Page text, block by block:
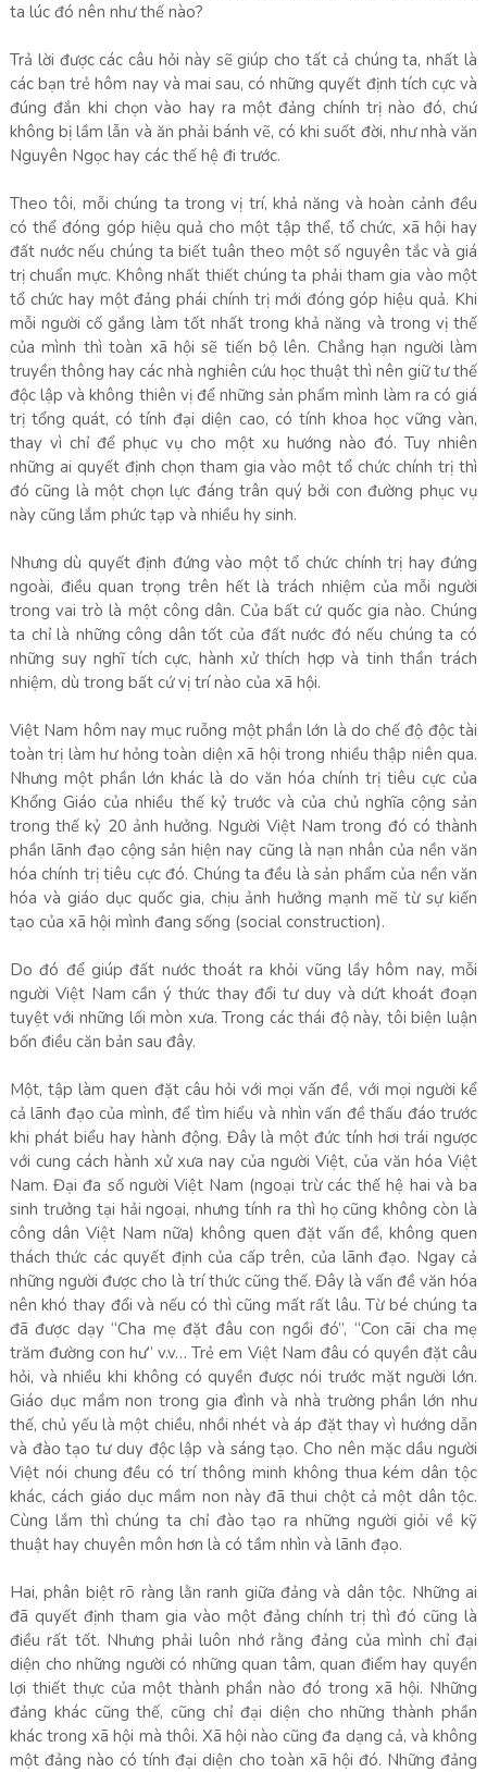
ta lúc đó nên như thế nào?
Trả lời được các câu hỏi này sẽ giúp cho tất cả chúng ta, nhất là
các bạn trẻ hôm nay và mai sau, có những quyết định tích cực và
đúng đắn khi chọn vào hay ra một đảng chính trị nào đó, chứ
không bị lầm lẫn và ăn phải bánh vẽ, có khi suốt đời, như nhà văn
Nguyên Ngọc hay các thế hệ đi trước.
Theo tôi, mỗi chúng ta trong vị trí, khả năng và hoàn cảnh đều
có thể đóng góp hiệu quả cho một tập thể, tổ chức, xã hội hay
đất nước nếu chúng ta biết tuân theo một số nguyên tắc và giá
trị chuẩn mực. Không nhất thiết chúng ta phải tham gia vào một
tổ chức hay một đảng phái chính trị mới đóng góp hiệu quả. Khi
mỗi người cố gắng làm tốt nhất trong khả năng và trong vị thế
của mình thì toàn xã hội sẽ tiến bộ lên. Chẳng hạn người làm
truyền thông hay các nhà nghiên cứu học thuật thì nên giữ tư thế
độc lập và không thiên vị để những sản phẩm mình làm ra có giá
trị tổng quát, có tính đại diện cao, có tính khoa học vững vàn,
thay vì chỉ để phục vụ cho một xu hướng nào đó. Tuy nhiên
những ai quyết định chọn tham gia vào một tổ chức chính trị thì
đó cũng là một chọn lực đáng trân quý bởi con đường phục vụ
này cũng lắm phức tạp và nhiều hy sinh.
Nhưng dù quyết định đứng vào một tổ chức chính trị hay đứng
ngoài, điều quan trọng trên hết là trách nhiệm của mỗi người
trong vai trò là một công dân. Của bất cứ quốc gia nào. Chúng
ta chỉ là những công dân tốt của đất nước đó nếu chúng ta có
những suy nghĩ tích cực, hành xử thích hợp và tinh thần trách
nhiệm, dù trong bất cứ vị trí nào của xã hội.
Việt Nam hôm nay mục ruỗng một phần lớn là do chế độ độc tài
toàn trị làm hư hỏng toàn diện xã hội trong nhiều thập niên qua.
Nhưng một phần lớn khác là do văn hóa chính trị tiêu cực của
Khổng Giáo của nhiều thế kỷ trước và của chủ nghĩa cộng sản
trong thế kỷ 20 ảnh hưởng. Người Việt Nam trong đó có thành
phần lãnh đạo cộng sản hiện nay cũng là nạn nhân của nền văn
hóa chính trị tiêu cực đó. Chúng ta đều là sản phẩm của nền văn
hóa và giáo dục quốc gia, chịu ảnh hưởng mạnh mẽ từ sự kiến
tạo của xã hội mình đang sống (social construction).
Do đó để giúp đất nước thoát ra khỏi vũng lầy hôm nay, mỗi
người Việt Nam cần ý thức thay đổi tư duy và dứt khoát đoạn
tuyệt với những lối mòn xưa. Trong các thái độ này, tôi biện luận
bốn điều căn bản sau đây.
Một, tập làm quen đặt câu hỏi với mọi vấn đề, với mọi người kể
cả lãnh đạo của mình, để tìm hiểu và nhìn vấn đề thấu đáo trước
khi phát biểu hay hành động. Đây là một đức tính hơi trái ngược
với cung cách hành xử xưa nay của người Việt, của văn hóa Việt
Nam. Đại đa số người Việt Nam (ngoại trừ các thế hệ hai và ba
sinh trưởng tại hải ngoại, nhưng tính ra thì họ cũng không còn là
công dân Việt Nam nữa) không quen đặt vấn đề, không quen
thách thức các quyết định của cấp trên, của lãnh đạo. Ngay cả
những người được cho là trí thức cũng thế. Đây là vấn đề văn hóa
nên khó thay đổi và nếu có thì cũng mất rất lâu. Từ bé chúng ta
đã được dạy “Cha mẹ đặt đâu con ngồi đó”, “Con cãi cha mẹ
trăm đường con hư” v.v… Trẻ em Việt Nam đâu có quyền đặt câu
hỏi, và nhiều khi không có quyền được nói trước mặt người lớn.
Giáo dục mầm non trong gia đình và nhà trường phần lớn như
thế, chủ yếu là một chiều, nhồi nhét và áp đặt thay vì hướng dẫn
và đào tạo tư duy độc lập và sáng tạo. Cho nên mặc dầu người
Việt nói chung đều có trí thông minh không thua kém dân tộc
khác, cách giáo dục mầm non này đã thui chột cả một dân tộc.
Cùng lắm thì chúng ta chỉ đào tạo ra những người giỏi về kỹ
thuật hay chuyên môn hơn là có tầm nhìn và lãnh đạo.
Hai, phân biệt rõ ràng lằn ranh giữa đảng và dân tộc. Những ai
đã quyết định tham gia vào một đảng chính trị thì đó cũng là
điều rất tốt. Nhưng phải luôn nhớ rằng đảng của mình chỉ đại
diện cho những người có những quan tâm, quan điểm hay quyền
lợi thiết thực của một thành phần nào đó trong xã hội. Những
đảng khác cũng thế, cũng chỉ đại diện cho những thành phần
khác trong xã hội mà thôi. Xã hội nào cũng đa dạng cả, và không
một đảng nào có tính đại diện cho toàn xã hội đó. Những đảng